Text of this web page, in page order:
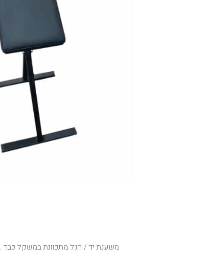
משענת יד / רגל מתכוונת במשקל כבד .